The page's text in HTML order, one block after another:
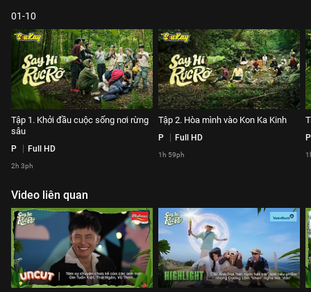
01-10
Tập 1. Khởi đầu cuộc sống nơi rừng
sâu
P Full HD
2h 3ph
Tập 2. Hòa mình vào Kon Ka Kinh
P Full HD
1h 59ph
P
Video liên quan